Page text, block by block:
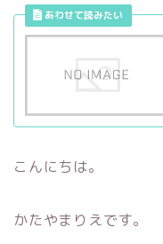
こんにちは。
かたやまりえです。